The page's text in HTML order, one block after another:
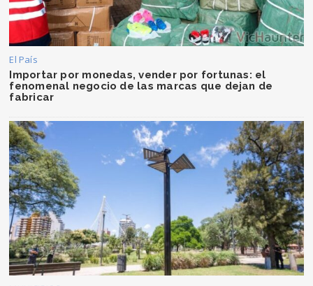
El País
Importar por monedas, vender por fortunas: el
fenomenal negocio de las marcas que dejan de
fabricar